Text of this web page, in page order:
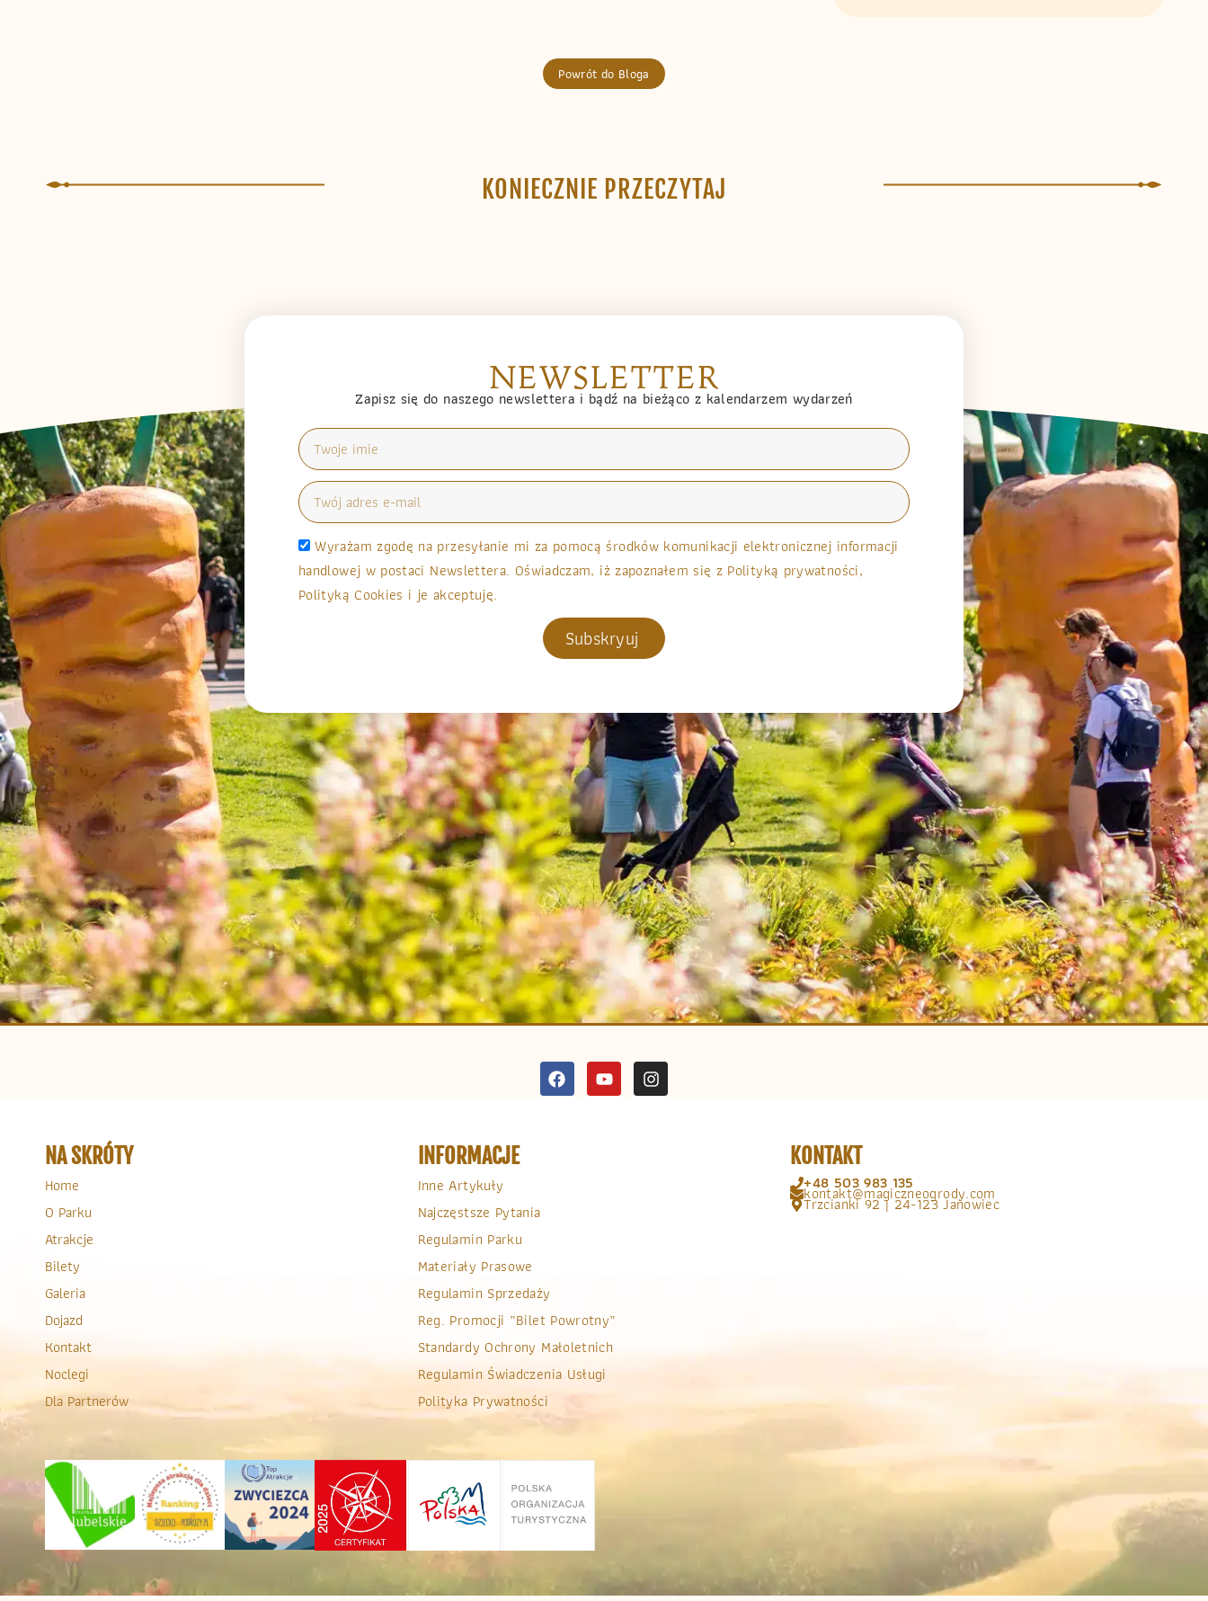
Powrót do Bloga
KONIECZNIE PRZECZYTAJ
NEWSLETTER
Zapisz się do naszego newslettera i bądź na bieżąco z kalendarzem wydarzeń
Wyrażam zgodę na przesyłanie mi za pomocą środków komunikacji elektronicznej informacji
handlowej w postaci Newslettera. Oświadczam, iż zapoznałem się z Polityką prywatności,
Polityką Cookies i je akceptuję.
Subskryuj
NA SKRÓTY
Home
O Parku
Atrakcje
Bilety
Galeria
Dojazd
Kontakt
Noclegi
Dla Partnerów
INFORMACJE
Inne Artykuły
Najczęstsze Pytania
Regulamin Parku
Materiały Prasowe
Regulamin Sprzedaży
Reg. Promocji „bilet Powrotny”
Standardy Ochrony Małoletnich
Regulamin Świadczenia Usługi
Polityka Prywatności
KONTAKT
+48 503 983 135
kontakt@magiczneogrody.com
Trzcianki 92 | 24-123 Janowiec